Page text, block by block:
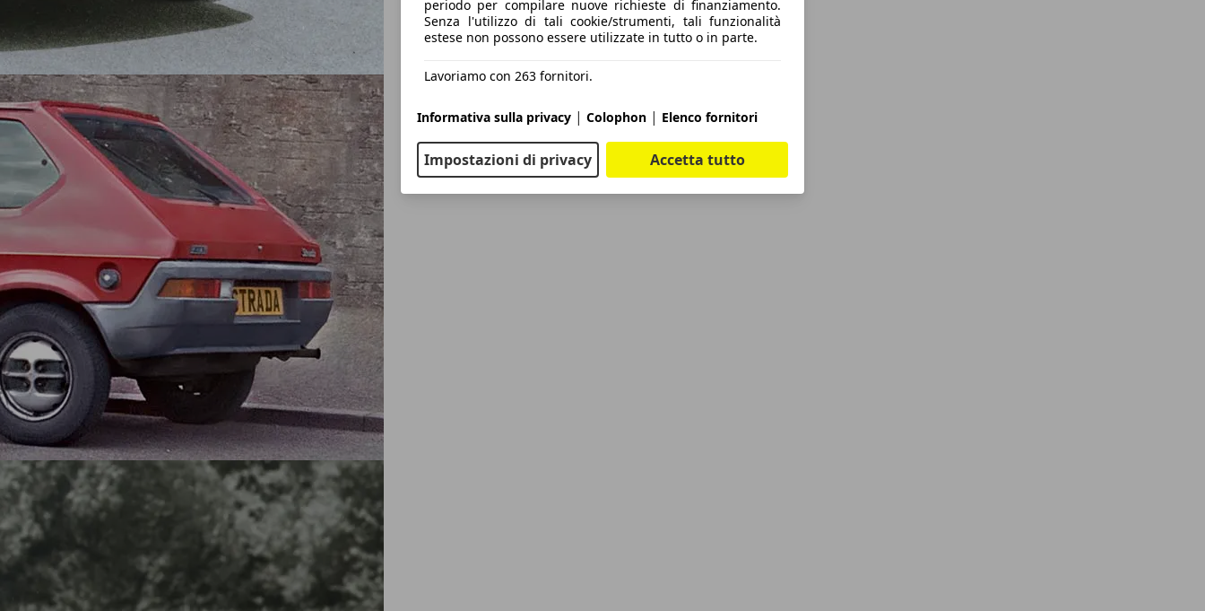
periodo per compilare nuove richieste di finanziamento.
Senza l'utilizzo di tali cookie/strumenti, tali funzionalità
estese non possono essere utilizzate in tutto o in parte.
Lavoriamo con 263 fornitori.
Informativa sulla privacy | Colophon | Elenco fornitori
Impostazioni di privacy Accetta tutto